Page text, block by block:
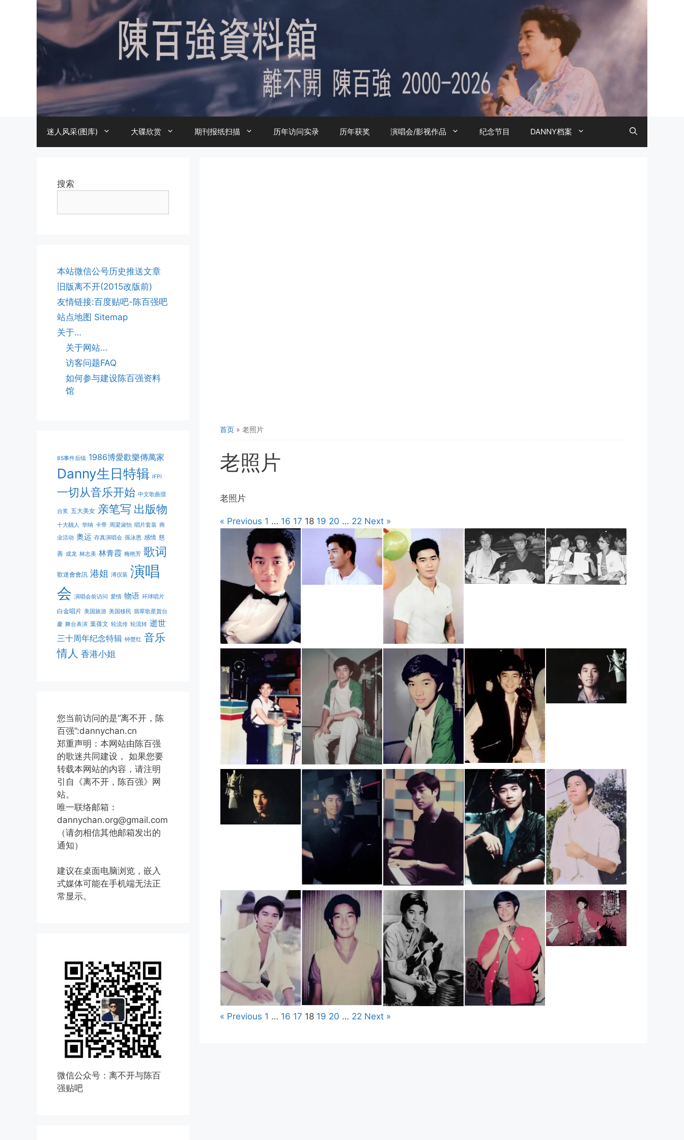
迷人风采(图库) 大碟欣赏 期刊报纸扫描 历年访问实录 历年获奖 演唱会/影视作品 纪念节目 DANNY档案
首页 » 老照片
老照片
老照片
« Previous 1 … 16 17 18 19 20 … 22 Next »
1983年7月23日
_某活动现场照
02
« Previous 1 … 16 17 18 19 20 … 22 Next »
搜索
本站微信公号历史推送文章
旧版离不开(2015改版前)
友情链接:百度贴吧-陈百强吧
站点地图 Sitemap
关于…
关于网站…
访客问题FAQ
如何参与建设陈百强资料
馆
85事件后续 1986博愛歡樂傳萬家
Danny生日特辑 IFPI
一切从音乐开始 中文歌曲擂
台奖 五大美女 亲笔写 出版物
十大靓人 华纳 卡带 周梁淑怡 唱片套装 商
业活动 奥运 存真演唱会 孫泳恩 感情 慈
善 成龙 林志美 林青霞 梅艳芳 歌词
歌迷會會訊 港姐 溥仪装 演唱
会 演唱会前访问 爱情 物语 环球唱片
白金唱片 美国旅游 美国移民 翡翠歌星賀台
慶 舞台表演 葉蒨文 轮流传 轮流转 逝世
三十周年纪念特辑 钟楚红 音乐
情人 香港小姐
您当前访问的是“离不开，陈
百强”:dannychan.cn
郑重声明：本网站由陈百强
的歌迷共同建设， 如果您要
转载本网站的内容，请注明
引自《离不开，陈百强》网
站。
唯一联络邮箱：
dannychan.org@gmail.com
（请勿相信其他邮箱发出的
通知）
建议在桌面电脑浏览，嵌入
式媒体可能在手机端无法正
常显示。
微信公众号：离不开与陈百
强贴吧